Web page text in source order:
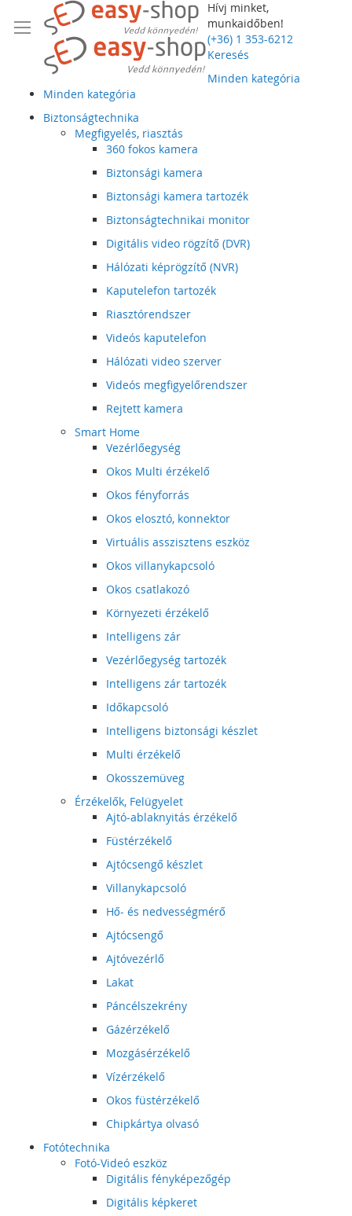
Hívj minket,
munkaidőben!
(+36) 1 353-6212
Keresés
Minden kategória
Minden kategória
Biztonságtechnika
Megfigyelés, riasztás
360 fokos kamera
Biztonsági kamera
Biztonsági kamera tartozék
Biztonságtechnikai monitor
Digitális video rögzítő (DVR)
Hálózati képrögzítő (NVR)
Kaputelefon tartozék
Riasztórendszer
Videós kaputelefon
Hálózati video szerver
Videós megfigyelőrendszer
Rejtett kamera
Smart Home
Vezérlőegység
Okos Multi érzékelő
Okos fényforrás
Okos elosztó, konnektor
Virtuális asszisztens eszköz
Okos villanykapcsoló
Okos csatlakozó
Környezeti érzékelő
Intelligens zár
Vezérlőegység tartozék
Intelligens zár tartozék
Időkapcsoló
Intelligens biztonsági készlet
Multi érzékelő
Okosszemüveg
Érzékelők, Felügyelet
Ajtó-ablaknyitás érzékelő
Füstérzékelő
Ajtócsengő készlet
Villanykapcsoló
Hő- és nedvességmérő
Ajtócsengő
Ajtóvezérlő
Lakat
Páncélszekrény
Gázérzékelő
Mozgásérzékelő
Vízérzékelő
Okos füstérzékelő
Chipkártya olvasó
Fotótechnika
Fotó-Videó eszköz
Digitális fényképezőgép
Digitális képkeret